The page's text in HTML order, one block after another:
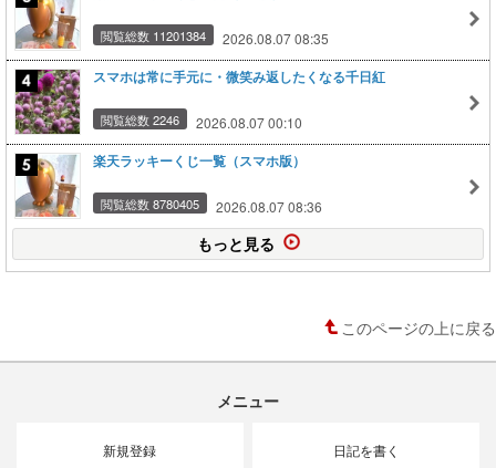
閲覧総数 11201384 2026.08.07 08:35
スマホは常に手元に・微笑み返したくなる千日紅
閲覧総数 2246 2026.08.07 00:10
楽天ラッキーくじ一覧（スマホ版）
閲覧総数 8780405 2026.08.07 08:36
もっと見る
このページの上に戻る
メニュー
新規登録 日記を書く